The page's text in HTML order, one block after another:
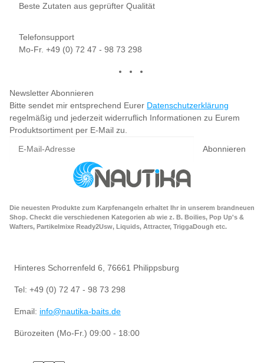
Beste Zutaten aus geprüfter Qualität
Telefonsupport
Mo-Fr. +49 (0) 72 47 - 98 73 298
Newsletter Abonnieren
Bitte sendet mir entsprechend Eurer Datenschutzerklärung
regelmäßig und jederzeit widerruflich Informationen zu Eurem
Produktsortiment per E-Mail zu.
Abonnieren
Die neuesten Produkte zum Karpfenangeln erhaltet Ihr in unserem brandneuen
Shop. Checkt die verschiedenen Kategorien ab wie z. B. Boilies, Pop Up's &
Wafters, Partikelmixe Ready2Usw, Liquids, Attracter, TriggaDough etc.
Hinteres Schorrenfeld 6, 76661 Philippsburg
Tel: +49 (0) 72 47 - 98 73 298
Email: info@nautika-baits.de
Bürozeiten (Mo-Fr.) 09:00 - 18:00